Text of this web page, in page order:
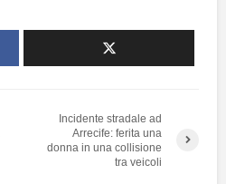
Incidente stradale ad
Arrecife: ferita una
donna in una collisione
tra veicoli